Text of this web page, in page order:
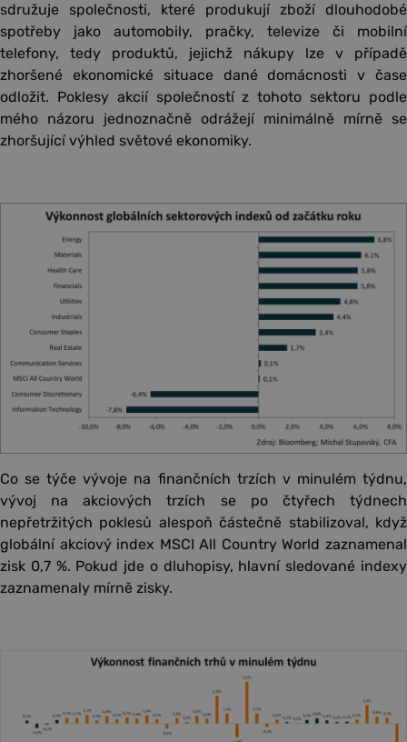
sdružuje společnosti, které produkují zboží dlouhodobé
spotřeby jako automobily, pračky, televize či mobilní
telefony, tedy produktů, jejichž nákupy lze v případě
zhoršené ekonomické situace dané domácnosti v čase
odložit. Poklesy akcií společností z tohoto sektoru podle
mého názoru jednoznačně odrážejí minimálně mírně se
zhoršující výhled světové ekonomiky.
Co se týče vývoje na finančních trzích v minulém týdnu,
vývoj na akciových trzích se po čtyřech týdnech
nepřetržitých poklesů alespoň částečně stabilizoval, když
globální akciový index MSCI All Country World zaznamenal
zisk 0,7 %. Pokud jde o dluhopisy, hlavní sledované indexy
zaznamenaly mírně zisky.